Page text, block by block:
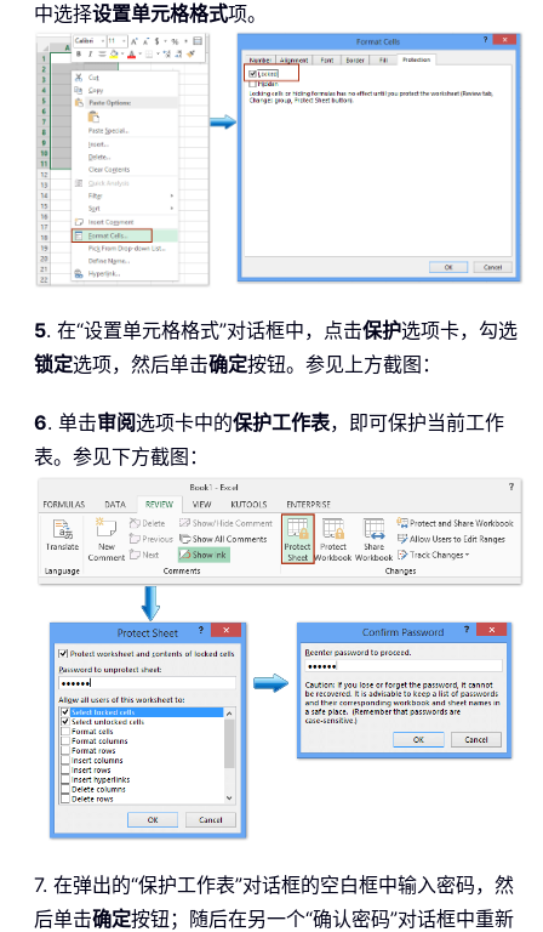
中选择设置单元格格式项。
5. 在“设置单元格格式”对话框中，点击保护选项卡，勾选
锁定选项，然后单击确定按钮。参见上方截图：
6. 单击审阅选项卡中的保护工作表，即可保护当前工作
表。参见下方截图：
7. 在弹出的“保护工作表”对话框的空白框中输入密码，然
后单击确定按钮；随后在另一个“确认密码”对话框中重新